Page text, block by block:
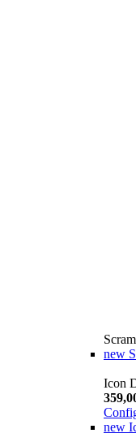
new
Icon
new